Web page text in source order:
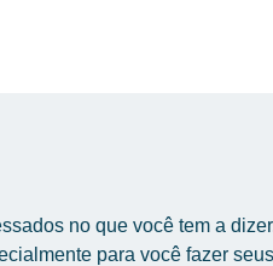
no que você tem a
para você fazer